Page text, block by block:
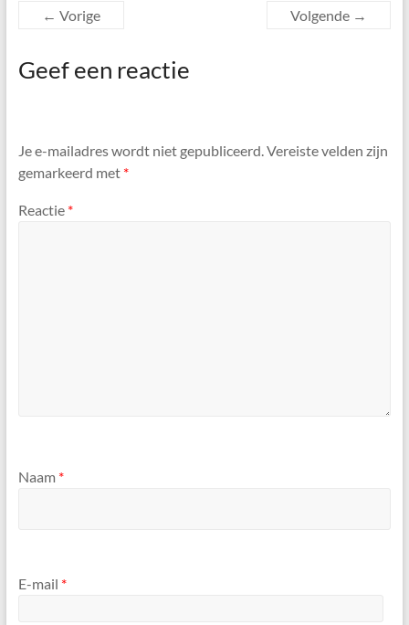
← Vorige Volgende →
Geef een reactie
Je e-mailadres wordt niet gepubliceerd. Vereiste velden zijn
gemarkeerd met *
Reactie *
Naam *
E-mail *